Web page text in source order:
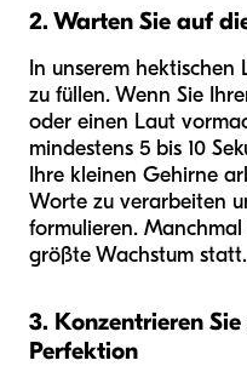
2. Warten Sie auf
In unserem
zu füllen. Wenn Sie
oder einen Laut
mindestens 5 bis 10
Ihre kleinen Gehirne
Worte zu verarbeiten
formulieren.
größte Wachstum statt.
3. Konzentrieren
Perfektion